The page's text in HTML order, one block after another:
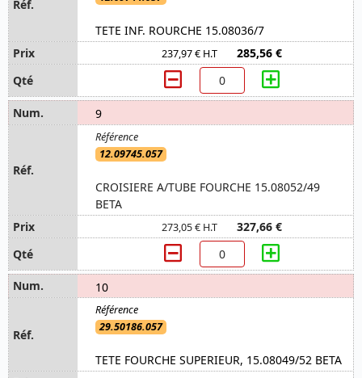
TETE INF. ROURCHE 15.08036/7
237,97 € H.T 285,56 €
9
12.09745.057
CROISIERE A/TUBE FOURCHE 15.08052/49
BETA
273,05 € H.T 327,66 €
10
29.50186.057
TETE FOURCHE SUPERIEUR, 15.08049/52 BETA